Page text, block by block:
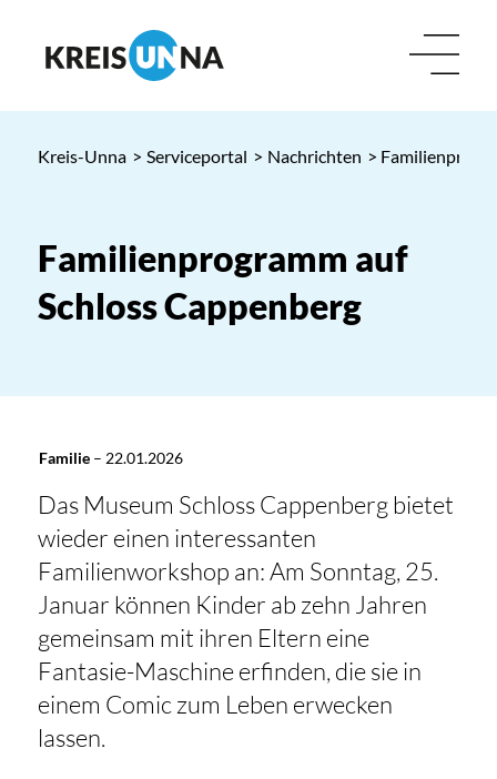
Kreis-Unna > Serviceportal > Nachrichten >
Familienprogramm auf
Schloss Cappenberg
Familie– 22.01.2026
Das Museum Schloss Cappenberg bietet
wieder einen interessanten
Familienworkshop an: Am Sonntag, 25.
Januar können Kinder ab zehn Jahren
gemeinsam mit ihren Eltern eine
Fantasie-Maschine erfinden, die sie in
einem Comic zum Leben erwecken
lassen.